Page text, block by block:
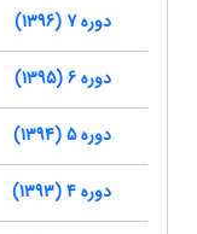
دوره 7 (1396)
دوره 6 (1395)
دوره 5 (1394)
دوره 4 (1393)